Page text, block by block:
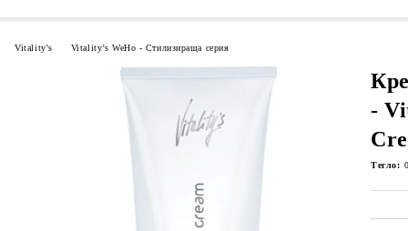
Vitality's Vitality’s WeHo - Стилизираща серия
-
Тегло: